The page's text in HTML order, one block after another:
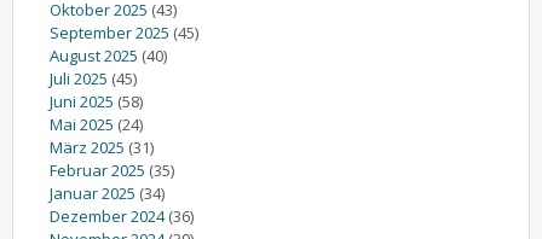
Oktober 2025 (43)
September 2025 (45)
August 2025 (40)
Juli 2025 (45)
Juni 2025 (58)
Mai 2025 (24)
März 2025 (31)
Februar 2025 (35)
Januar 2025 (34)
Dezember 2024(36)